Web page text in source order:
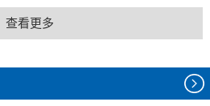
查看更多